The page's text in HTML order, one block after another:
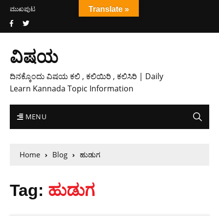
ಮುಖಪುಟ
ವಿಷಯ
ದಿನಕ್ಕೊಂದು ವಿಷಯ ಕಲಿ , ಕಲಿಯಿರಿ , ಕಲಿಸಿರಿ | Daily
Learn Kannada Topic Information
MENU
Home Blog ಹುಡುಗ
Tag: ಹುಡುಗ
Translate »